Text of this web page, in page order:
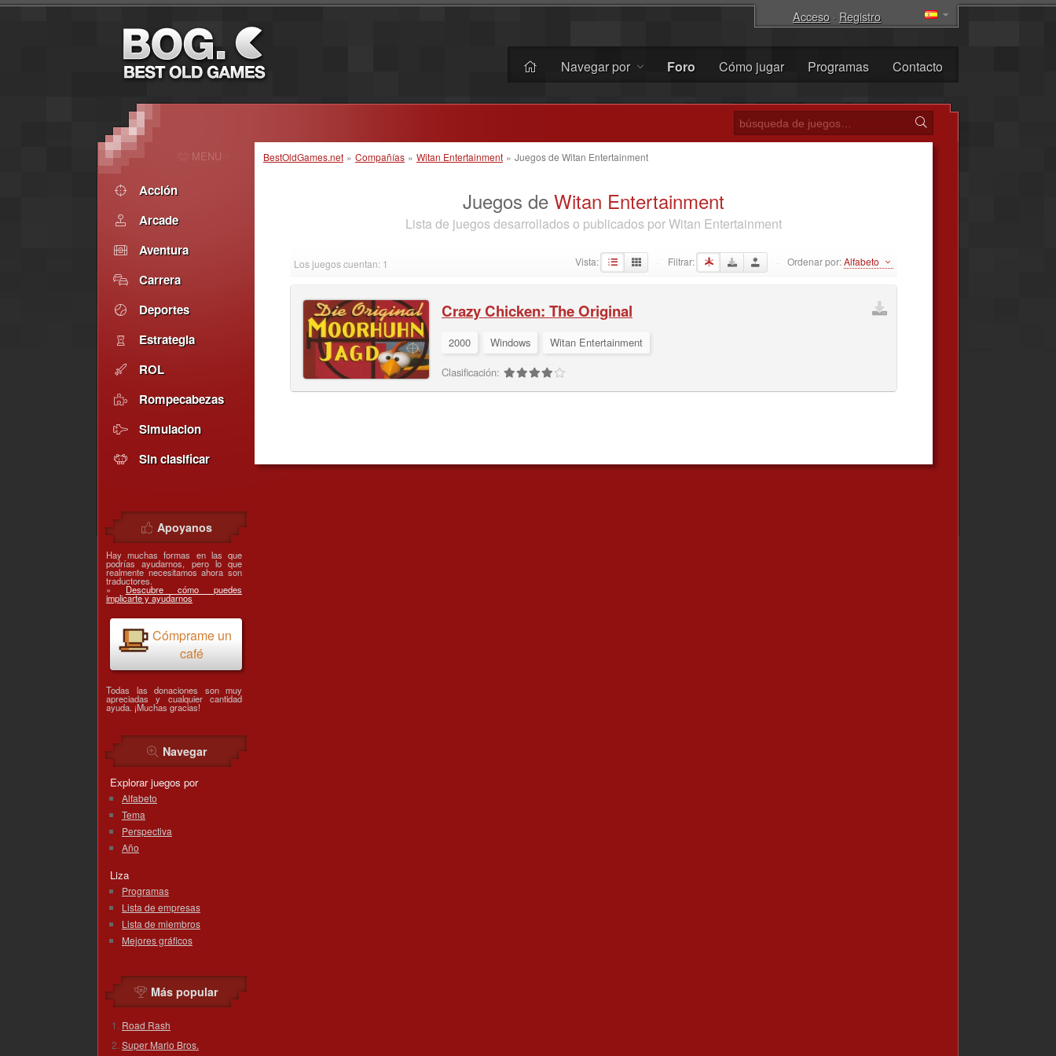
Acceso· Registro
Navegar por Foro Cómo jugar Programas Contacto
BestOldGames.net » Compañías » Witan Entertainment » Juegos de Witan Entertainment
Juegos de Witan Entertainment
Lista de juegos desarrollados o publicados por Witan Entertainment
Los juegos cuentan: 1 Vista: · Filtrar: · Ordenar por:Alfabeto
Crazy Chicken: The Original
2000 Windows
Witan Entertainment
Clasificación:
MENU
Acción
Arcade
Aventura
Carrera
Deportes
Estrategia
ROL
Rompecabezas
Simulacion
Sin clasificar
Apoyanos
Hay muchas formas en las que
podrías ayudarnos, pero lo que
realmente necesitamos ahora son
traductores.
» Descubre cómo puedes
implicarte y ayudarnos
Cómprame un
café
Todas las donaciones son muy
apreciadas y cualquier cantidad
ayuda. ¡Muchas gracias!
Navegar
Explorar juegos por
Alfabeto
Tema
Perspectiva
Año
Liza
Programas
Lista de empresas
Lista de miembros
Mejores gráficos
Más popular
Road Rash
Super Mario Bros.